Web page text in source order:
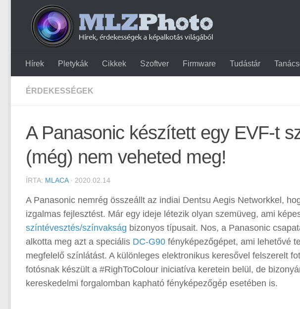
Hírek Pletykák Cikkek Szoftver Firmware Tudástár
ÉRDEKESSÉGEK
A Panasonic készített egy EVF-t
(még) nem veheted meg!
ÍRTA: MLACA· 2020.02.14
A Panasonic nemrég összeállt az indiai Dentsu Aegis Networkkel,
izgalmas fejlesztést. Már egy ideje létezik olyan szemüveg, ami
színtévesztés/színvakság bizonyos típusait. Nos, a Panasonic
alkotta meg azt a speciális DC-G90 fényképezőgépet, ami lehetővé
megfelelő színlátást. A különleges elektronikus keresővel felszerelt
fotósnak készült a #RighToColour iniciatíva keretein belül, de
kereskedelmi forgalomban kapható fényképezőgép esetében is.